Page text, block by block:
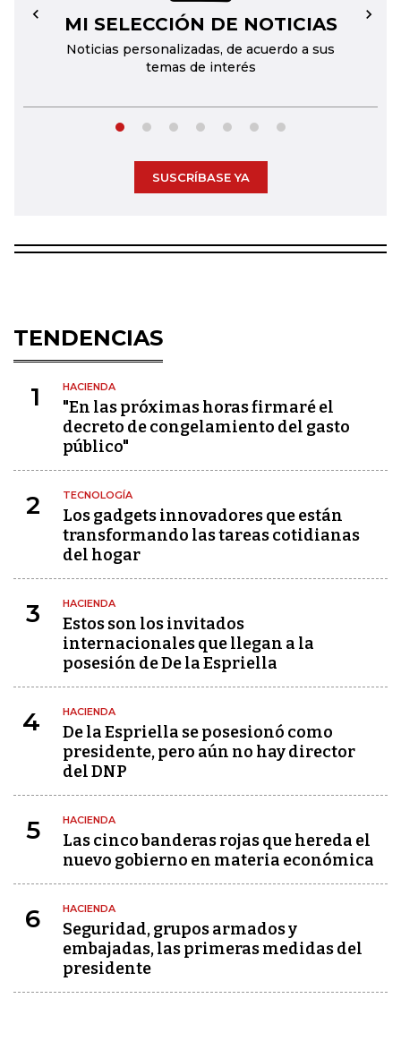
MI SELECCIÓN DE NOTICIAS
Noticias personalizadas, de acuerdo a sus
temas de interés
← →
SUSCRÍBASE YA
TENDENCIAS
1 HACIENDA
"En las próximas horas firmaré el
decreto de congelamiento del gasto
público"
2 TECNOLOGÍA
Los gadgets innovadores que están
transformando las tareas cotidianas
del hogar
3 HACIENDA
Estos son los invitados
internacionales que llegan a la
posesión de De la Espriella
4 HACIENDA
De la Espriella se posesionó como
presidente, pero aún no hay director
del DNP
5 HACIENDA
Las cinco banderas rojas que hereda el
nuevo gobierno en materia económica
6 HACIENDA
Seguridad, grupos armados y
embajadas, las primeras medidas del
presidente